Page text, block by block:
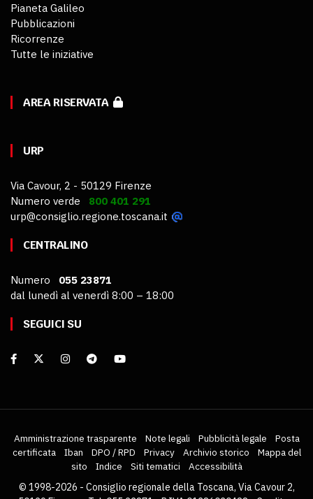
Pianeta Galileo
Pubblicazioni
Ricorrenze
Tutte le iniziative
AREA RISERVATA
URP
Via Cavour, 2 - 50129 Firenze
Numero verde 800 401 291
urp@consiglio.regione.toscana.it
CENTRALINO
Numero 055 23871
dal lunedì al venerdì 8:00 – 18:00
SEGUICI SU
Amministrazione trasparente Note legali Pubblicità legale
Posta
certificata
Iban DPO / RPD Privacy Archivio storico
Mappa del
sito
Indice Siti tematici
Accessibilità
© 1998-2026 - Consiglio regionale della Toscana, Via Cavour 2,